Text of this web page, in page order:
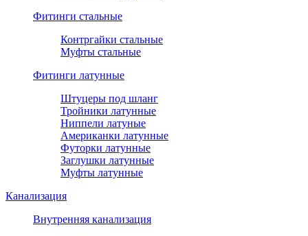
Фитинги стальные
Контргайки стальные
Муфты стальные
Фитинги латунные
Штуцеры под шланг
Тройники латунные
Ниппели латуные
Американки латунные
Футорки латунные
Заглушки латунные
Муфты латунные
Канализация
Внутренняя канализация